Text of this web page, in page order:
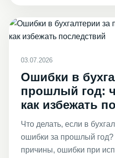
03.07.2026
Ошибки в
прошлый год:
как избежать
Что делать, если в
ошибки за прошлый
причины, ошибки при